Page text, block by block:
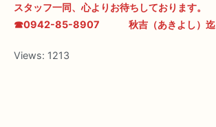
スタッフ一同、心よりお待ちしております。
☎0942-85-8907 秋吉（あきよし）迄
Views: 1213